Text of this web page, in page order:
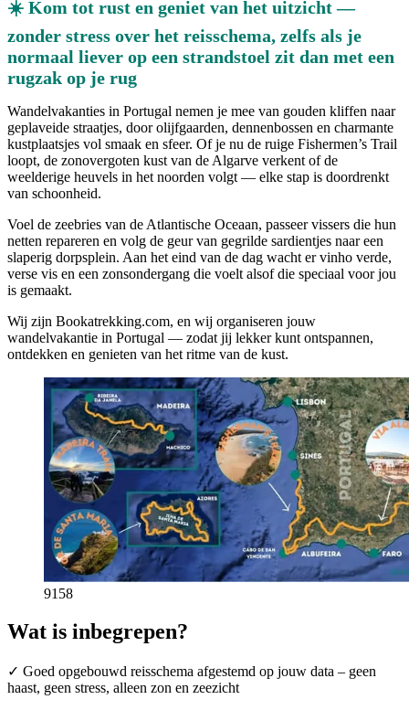
☀️ Kom tot rust en geniet van het uitzicht —
zonder stress over het reisschema, zelfs als je
normaal liever op een strandstoel zit dan met een
rugzak op je rug
Wandelvakanties in Portugal nemen je mee van gouden kliffen naar
geplaveide straatjes, door olijfgaarden, dennenbossen en charmante
kustplaatsjes vol smaak en sfeer. Of je nu de ruige Fishermen’s Trail
loopt, de zonovergoten kust van de Algarve verkent of de
weelderige heuvels in het noorden volgt — elke stap is doordrenkt
van schoonheid.
Voel de zeebries van de Atlantische Oceaan, passeer vissers die hun
netten repareren en volg de geur van gegrilde sardientjes naar een
slaperig dorpsplein. Aan het eind van de dag wacht er vinho verde,
verse vis en een zonsondergang die voelt alsof die speciaal voor jou
is gemaakt.
Wij zijn Bookatrekking.com, en wij organiseren jouw
wandelvakantie in Portugal — zodat jij lekker kunt ontspannen,
ontdekken en genieten van het ritme van de kust.
9158
Wat is inbegrepen?
✓ Goed opgebouwd reisschema afgestemd op jouw data – geen
haast, geen stress, alleen zon en zeezicht